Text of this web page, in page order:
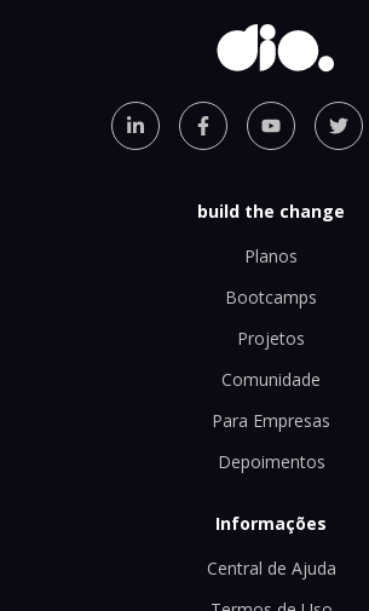
build the change
Planos
Bootcamps
Projetos
Comunidade
Para Empresas
Depoimentos
Informações
Central de Ajuda